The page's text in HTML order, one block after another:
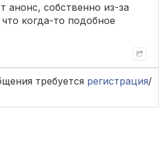
анонс, собственно из-за
когда-то подобное
требуется регистрация/